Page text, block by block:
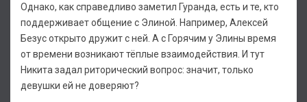
Однако, как справедливо заметил Гуранда, есть и те, кто
поддерживает общение с Элиной. Например, Алексей
Безус открыто дружит с ней. А с Горячим у Элины время
от времени возникают тёплые взаимодействия. И тут
Никита задал риторический вопрос: значит, только
девушки ей не доверяют?